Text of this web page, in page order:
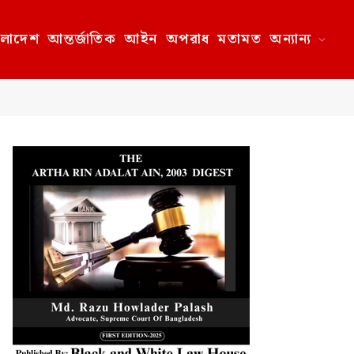
আন্তর্জাতিক আইন অপরাধ মতামত অন্যান্য